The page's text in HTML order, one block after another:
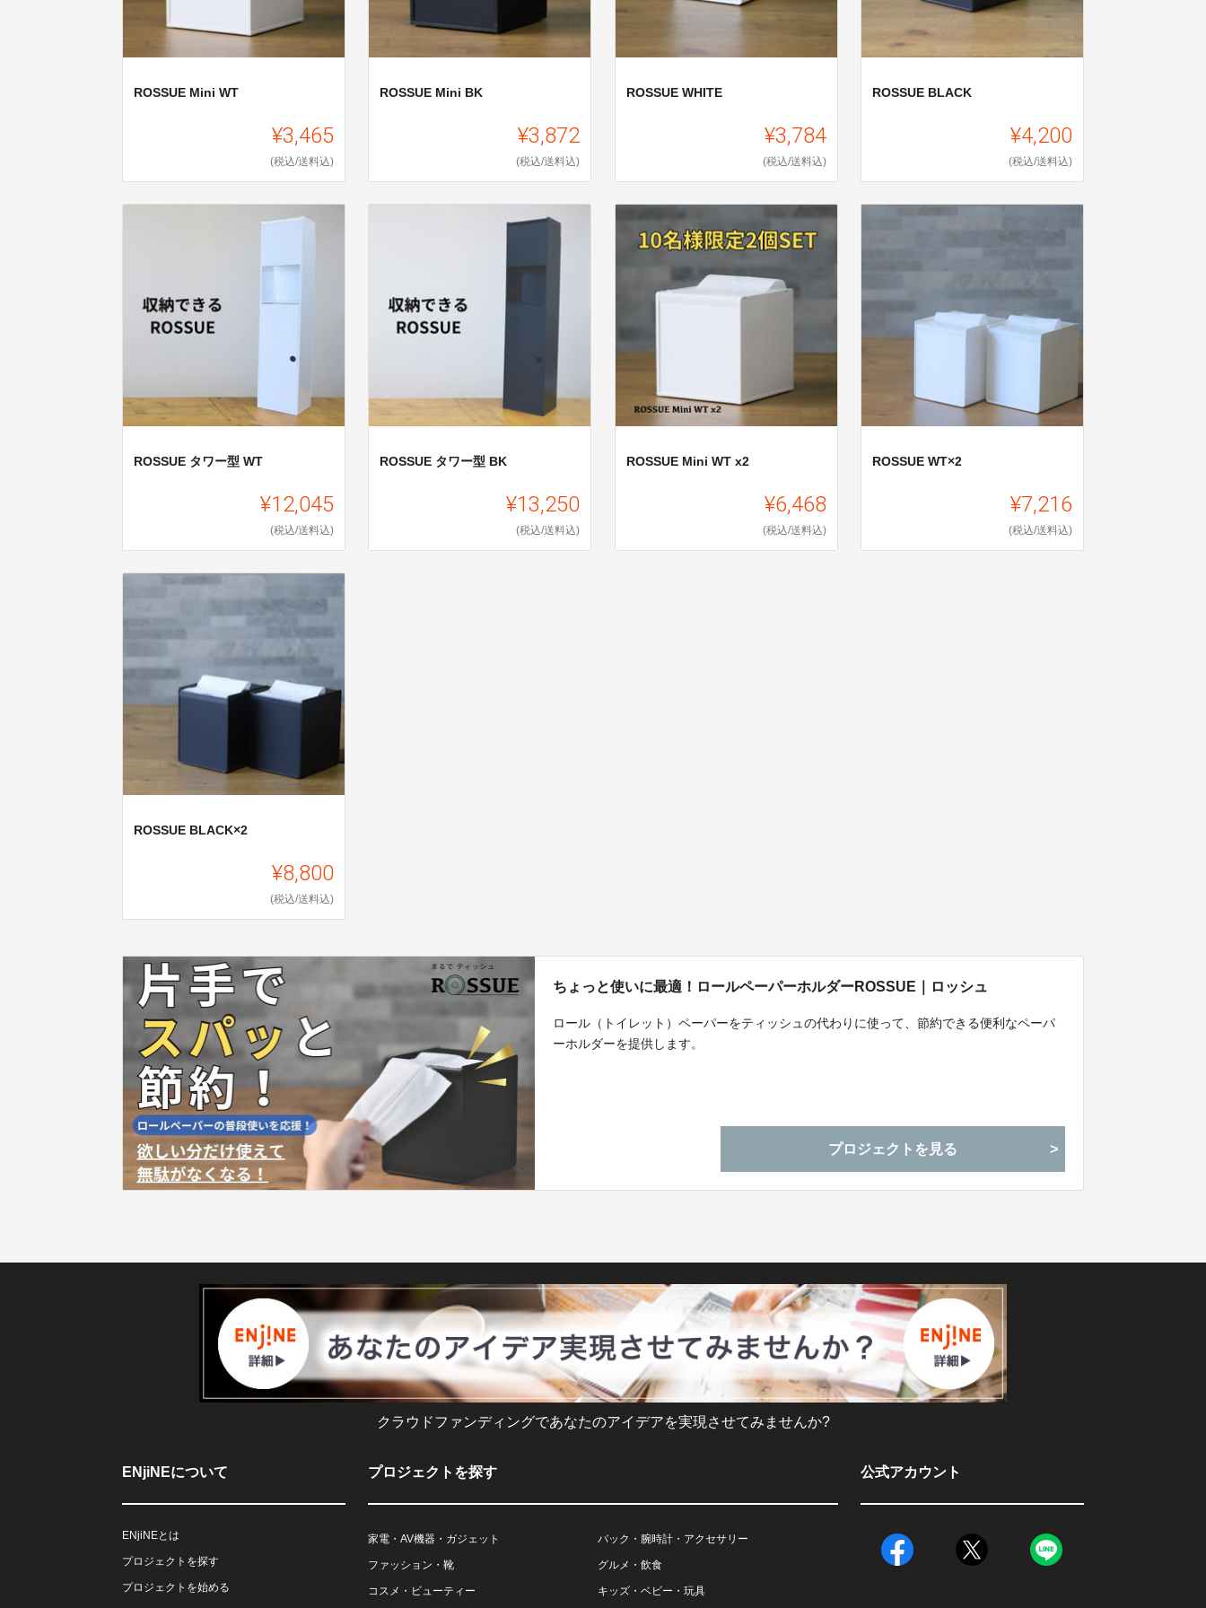
ROSSUE Mini WT
¥3,465
(税込/送料込)
ROSSUE Mini BK
¥3,872
(税込/送料込)
ROSSUE WHITE
¥3,784
(税込/送料込)
ROSSUE BLACK
¥4,200
(税込/送料込)
ROSSUE タワー型 WT
¥12,045
(税込/送料込)
ROSSUE タワー型 BK
¥13,250
(税込/送料込)
ROSSUE Mini WT x2
¥6,468
(税込/送料込)
ROSSUE WT×2
¥7,216
(税込/送料込)
ROSSUE BLACK×2
¥8,800
(税込/送料込)
ちょっと使いに最適！ロールペーパーホルダーROSSUE｜ロッシュ
ロール（トイレット）ペーパーをティッシュの代わりに使って、節約できる便利なペーパ
ーホルダーを提供します。
プロジェクトを見る
クラウドファンディングであなたのアイデアを実現させてみませんか?
ENjiNEについて
ENjiNEとは
プロジェクトを探す
プロジェクトを始める
プロジェクトを探す
家電・AV機器・ガジェット バック・腕時計・アクセサリー
ファッション・靴 グルメ・飲食
コスメ・ビューティー キッズ・ベビー・玩具
公式アカウント